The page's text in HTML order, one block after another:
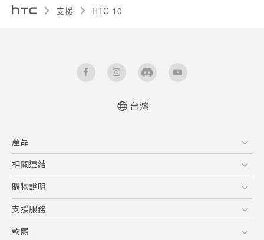
支援 HTC 10‎
台灣
產品
5G
智慧型手機
配件
相關連結
HTC Research
購物說明
購物須知
訂單管理
支援服務
到府收送維修服務
軟體